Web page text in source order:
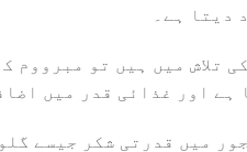
دیتا ہے۔
تلاش میں ہیں تو
اور غذائی قدر میں
میں قدرتی شکر جیسے